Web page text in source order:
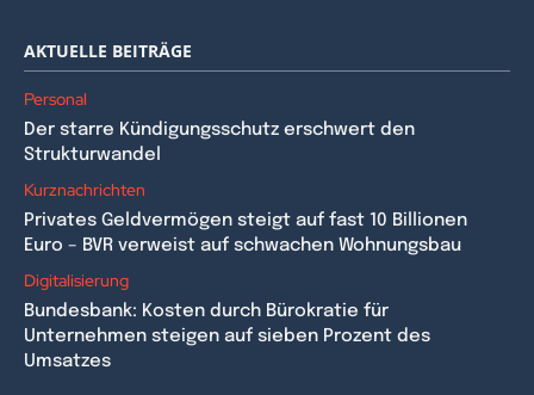
AKTUELLE BEITRÄGE
Personal
Der starre Kündigungsschutz erschwert den
Strukturwandel
Kurznachrichten
Privates Geldvermögen steigt auf fast 10 Billionen
Euro – BVR verweist auf schwachen Wohnungsbau
Digitalisierung
Bundesbank: Kosten durch Bürokratie für
Unternehmen steigen auf sieben Prozent des
Umsatzes